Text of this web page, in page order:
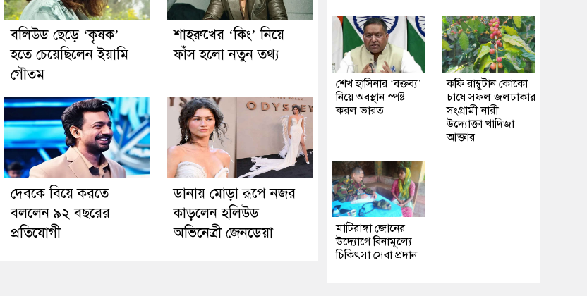
বলিউড ছেড়ে ‘কৃষক’
হতে চেয়েছিলেন ইয়ামি
গৌতম
শাহরুখের ‘কিং’ নিয়ে
ফাঁস হলো নতুন তথ্য
দেবকে বিয়ে করতে
বললেন ৯২ বছরের
প্রতিযোগী
ডানায় মোড়া রূপে নজর
কাড়লেন হলিউড
অভিনেত্রী জেনডেয়া
শেখ হাসিনার ‘বক্তব্য’
নিয়ে অবস্থান স্পষ্ট
করল ভারত
কফি রাম্বুটান কোকো
চাষে সফল জলঢাকার
সংগ্রামী নারী
উদ্যোক্তা খাদিজা
আক্তার
মাটিরাঙ্গা জোনের
উদ্যোগে বিনামূল্যে
চিকিৎসা সেবা প্রদান